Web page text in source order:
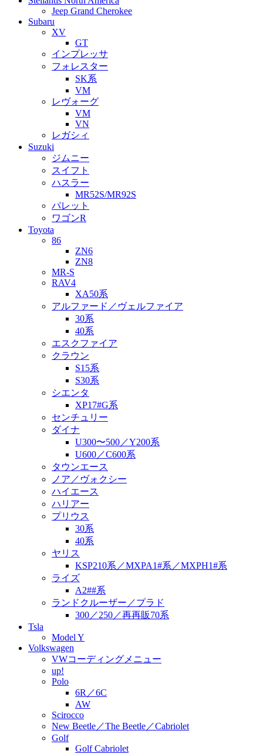
Jeep Grand Cherokee
Subaru
XV
GT
インプレッサ
フォレスター
SK系
VM
レヴォーグ
VM
VN
レガシィ
Suzuki
ジムニー
スイフト
ハスラー
MR52S/MR92S
パレット
ワゴンR
Toyota
86
ZN6
ZN8
MR-S
RAV4
XA50系
アルファード／ヴェルファイア
30系
40系
エスクファイア
クラウン
S15系
S30系
シエンタ
XP17#G系
センチュリー
ダイナ
U300〜500／Y200系
U600／C600系
タウンエース
ノア／ヴォクシー
ハイエース
ハリアー
プリウス
30系
40系
ヤリス
KSP210系／MXPA1#系／MXPH1#系
ライズ
A2##系
ランドクルーザー／プラド
300／250／再再販70系
Tsla
Model Y
Volkswagen
VWコーディングメニュー
up!
Polo
6R／6C
AW
Scirocco
New Beetle／The Beetle／Cabriolet
Golf
Golf Cabriolet